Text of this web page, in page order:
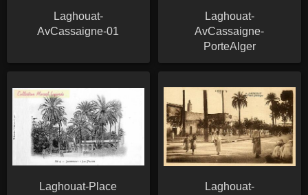
Laghouat-
AvCassaigne-01
Laghouat-
AvCassaigne-
PorteAlger
Laghouat-Place
Laghouat-